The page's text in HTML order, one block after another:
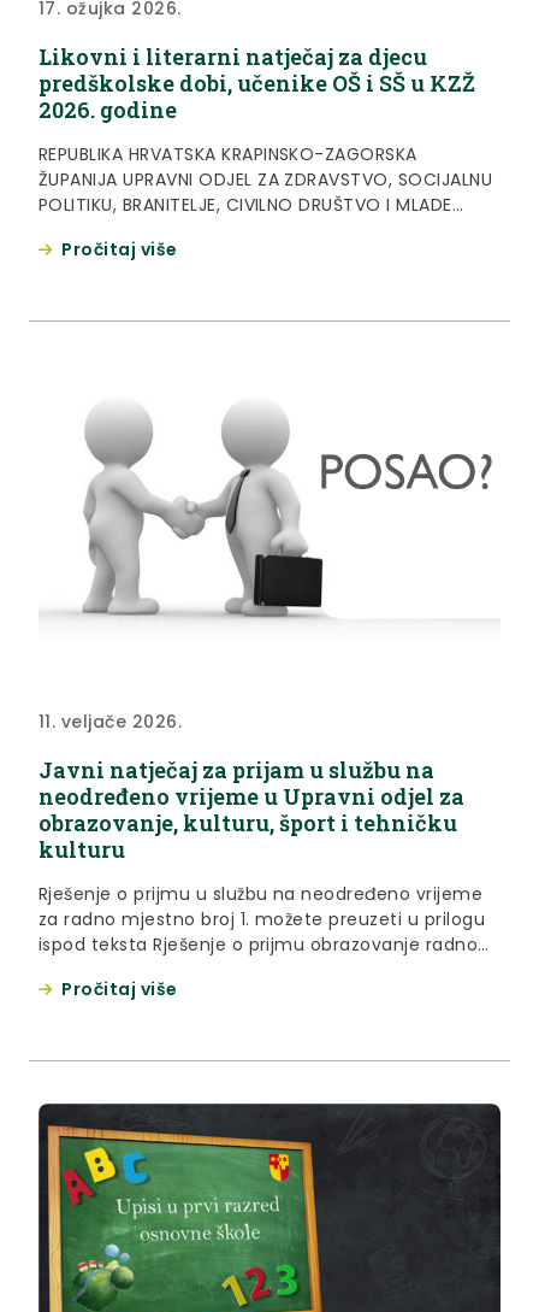
17. ožujka 2026.
Likovni i literarni natječaj za djecu
predškolske dobi, učenike OŠ i SŠ u KZŽ
2026. godine
REPUBLIKA HRVATSKA KRAPINSKO-ZAGORSKA
ŽUPANIJA UPRAVNI ODJEL ZA ZDRAVSTVO, SOCIJALNU
POLITIKU, BRANITELJE, CIVILNO DRUŠTVO I MLADE
zagorske županije KLASA: 004-04/26-01/05 URBROJ:
Pročitaj više
11. veljače 2026.
Javni natječaj za prijam u službu na
neodređeno vrijeme u Upravni odjel za
obrazovanje, kulturu, šport i tehničku
kulturu
Rješenje o prijmu u službu na neodređeno vrijeme
za radno mjestno broj 1. možete preuzeti u prilogu
ispod teksta Rješenje o prijmu obrazovanje radno
teksta Odluku o obustavi postupka dijela Javnog
Pročitaj više